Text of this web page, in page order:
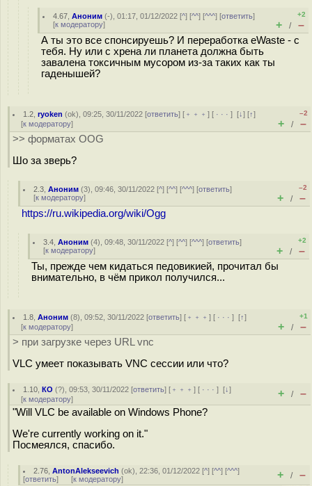
4.67 ,Аноним (-), 01:17, 01/12/2022 [^] [^^] [^^^] [ответить]
[к модератору]
+2
+ / –
А ты это все спонсируешь? И переработка eWaste - с
тебя. Ну или с хрена ли планета должна быть
завалена токсичным мусором из-за таких как ты
гаденышей?
1.2 ,ryoken (ok), 09:25, 30/11/2022 [ответить] [ ﹢﹢﹢] [ · · ·][↓] [↑]
[к модератору]
–2
+ / –
>> форматах OOG
Шо за зверь?
2.3 ,Аноним (3), 09:46, 30/11/2022 [^] [^^] [^^^] [ответить]
[к модератору]
–2
+ / –
https://ru.wikipedia.org/wiki/Ogg
3.4 ,Аноним (4), 09:48, 30/11/2022 [^] [^^] [^^^] [ответить]
[к модератору]
+2
+ / –
Ты, прежде чем кидаться педовикией, прочитал бы
внимательно, в чём прикол получился...
1.8 ,Аноним (8), 09:52, 30/11/2022 [ответить] [ ﹢﹢﹢] [ · · ·][↑]
[к модератору]
+1
+ / –
> при загрузке через URL vnc
VLC умеет показывать VNC сессии или что?
1.10 ,КО (?), 09:53, 30/11/2022 [ответить] [ ﹢﹢﹢] [ · · ·][↓]
[к модератору] + / –
"Will VLC be available on Windows Phone?
We're currently working on it."
Посмеялся, спасибо.
2.76 ,AntonAlekseevich (ok), 22:36, 01/12/2022 [^] [^^] [^^^]
[ответить] [к модератору] + / –